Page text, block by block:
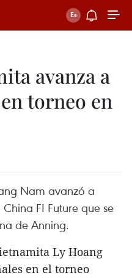
avanza a
torneo en
Nam avanzó a
FI Future que se
de Anning.
Ly Hoang
en el torneo